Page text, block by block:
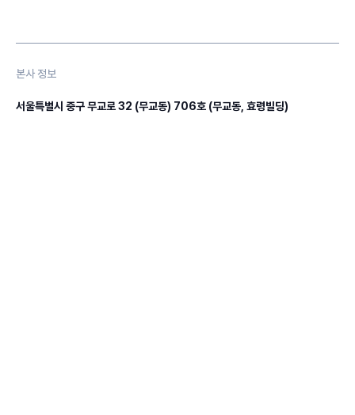
본사 정보
서울특별시 중구 무교로 32 (무교동) 706호 (무교동, 효령빌딩)